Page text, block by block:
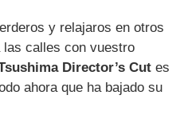
y relajaros en otros
las calles con vuestro
Director’s Cut es
ahora que ha bajado su